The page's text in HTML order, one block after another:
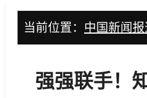
当前位置： 中国新闻报
强强联手！